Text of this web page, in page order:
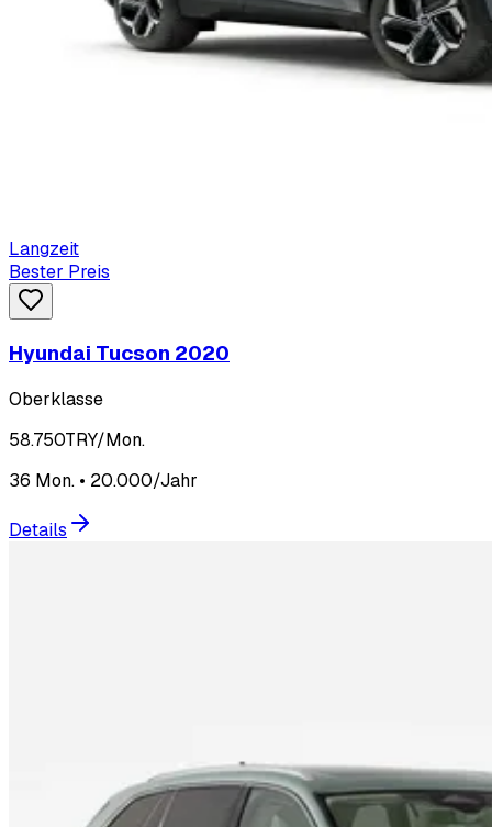
Langzeit
Bester Preis
Hyundai Tucson 2020
Oberklasse
58.750TRY/Mon.
36 Mon. • 20.000/Jahr
Details